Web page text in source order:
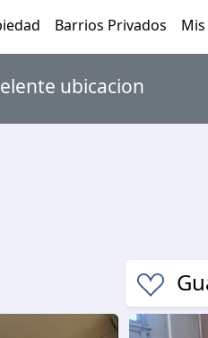
Barrios Privados
ubicacion